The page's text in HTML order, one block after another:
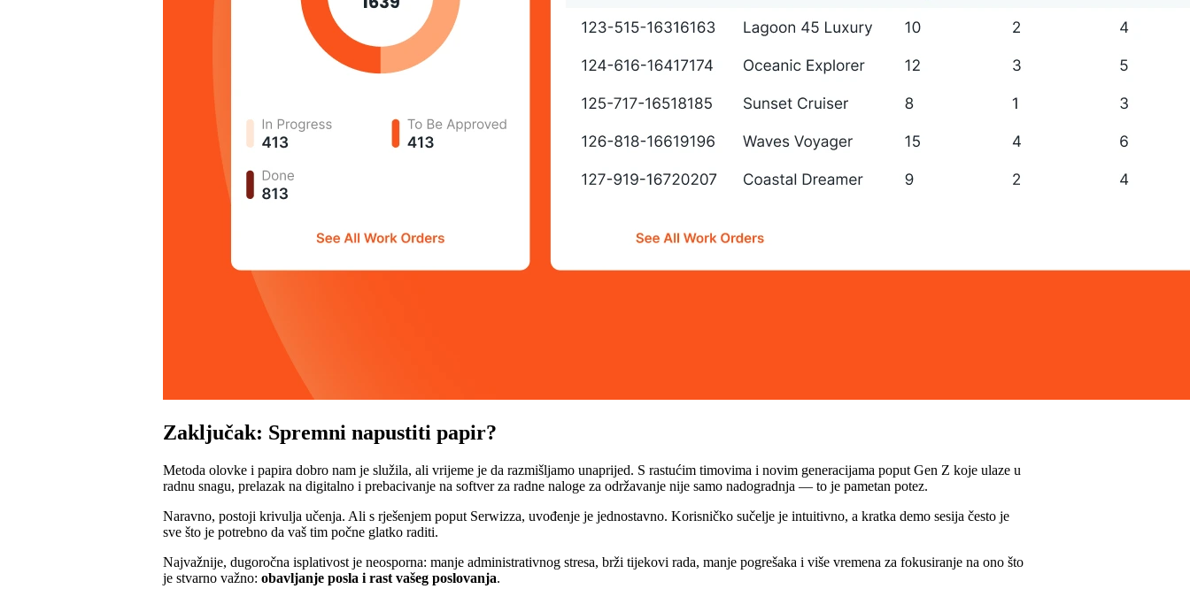
Zaključak: Spremni napustiti papir?
Metoda olovke i papira dobro nam je služila, ali vrijeme je da razmišljamo unaprijed. S rastućim timovima i novim generacijama poput Gen Z koje ulaze u
radnu snagu, prelazak na digitalno i prebacivanje na softver za radne naloge za održavanje nije samo nadogradnja — to je pametan potez.
Naravno, postoji krivulja učenja. Ali s rješenjem poput Serwizza, uvođenje je jednostavno. Korisničko sučelje je intuitivno, a kratka demo sesija često je
sve što je potrebno da vaš tim počne glatko raditi.
Najvažnije, dugoročna isplativost je neosporna: manje administrativnog stresa, brži tijekovi rada, manje pogrešaka i više vremena za fokusiranje na ono što
je stvarno važno: obavljanje posla i rast vašeg poslovanja.